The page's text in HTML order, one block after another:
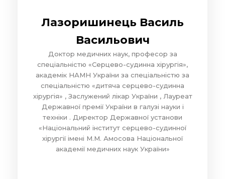
Лазоришинець Василь
Васильович
Доктор медичних наук, професор за
спеціальністю «Серцево-судинна хірургія»,
академік НАМН України за спеціальністю за
спеціальністю «дитяча серцево-судинна
хірургія» , Заслужений лікар України , Лауреат
Державної премії України в галузі науки і
техніки . Директор Державної установи
«Національний інститут серцево-судинної
хірургії імені М.М. Амосова Національної
академії медичних наук України»